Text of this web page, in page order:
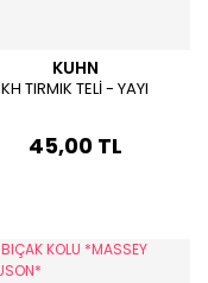
KUHN
KH TIRMIK TELİ - YAYI
45,00 TL